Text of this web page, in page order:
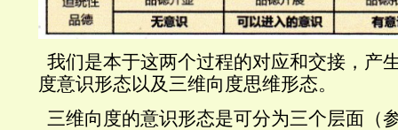
我们是本于这两个过程的对应和交接，产
度意识形态以及三维向度思维形态。
三维向度的意识形态是可分为三个层面（